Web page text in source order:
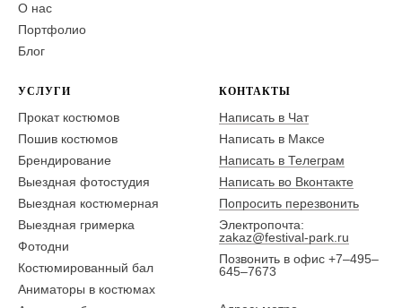
О нас
Портфолио
Блог
УСЛУГИ
Прокат костюмов
Пошив костюмов
Брендирование
Выездная фотостудия
Выездная костюмерная
Выездная гримерка
Фотодни
Костюмированный бал
Аниматоры в костюмах
КОНТАКТЫ
Написать в Чат
Написать в Максе
Написать в Телеграм
Написать во Вконтакте
Попросить перезвонить
Электропочта:
zakaz@festival-park.ru
Позвонить в офис +7–495–
645–7673